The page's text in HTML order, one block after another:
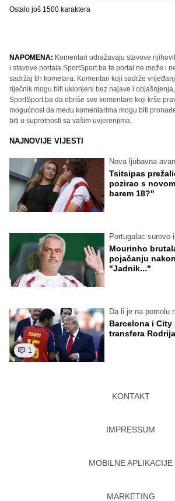
Ostalo još 1500 karaktera
NAPOMENA: Komentari odražavaju stavove
i stavove portala SportSport.ba te portal ne može i
sadržaj tih kometara. Komentari koji sadrže
riječnik mogu biti uklonjeni bez najave i
SportSport.ba da obriše sve komentare koji krše
mogućnost da među komentarima mogu biti
biti u suprotnosti sa vašim uvjerenjima.
NAJNOVIJE VIJESTI
Nova ljubavna
Tsitsipas
pozirao s
barem 18?"
Portugalac surovo
Mourinho
pojačanju
"Jadnik..."
1
Da li je na pomolu
Barcelona i
transfera Rodrija
KONTAKT
IMPRESSUM
MOBILNE APLIKACIJE
MARKETING